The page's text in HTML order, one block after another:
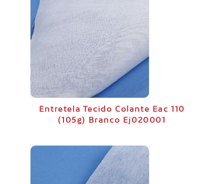
Entretela Tecido Colante Eac 110
(105g) Branco Ej020001